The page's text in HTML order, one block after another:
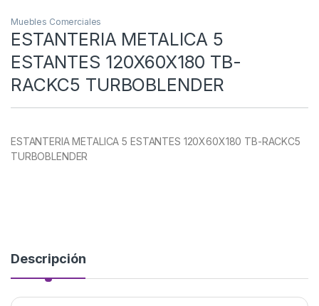
Muebles Comerciales
ESTANTERIA METALICA 5
ESTANTES 120X60X180 TB-
RACKC5 TURBOBLENDER
ESTANTERIA METALICA 5 ESTANTES 120X60X180 TB-RACKC5
TURBOBLENDER
Descripción